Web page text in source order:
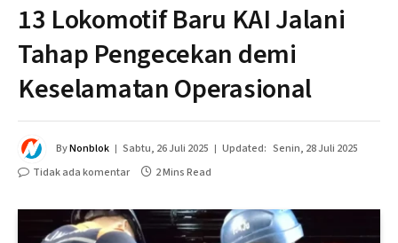
13 Lokomotif Baru KAI Jalani
Tahap Pengecekan demi
Keselamatan Operasional
ByNonblok Sabtu, 26 Juli 2025 Updated: Senin, 28 Juli 2025
Tidak ada komentar
2 Mins Read